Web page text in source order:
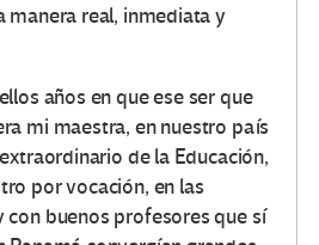
manera real, inmediata y
años en que ese ser que
mi maestra, en nuestro país
de la Educación,
por vocación, en las
con buenos profesores que sí